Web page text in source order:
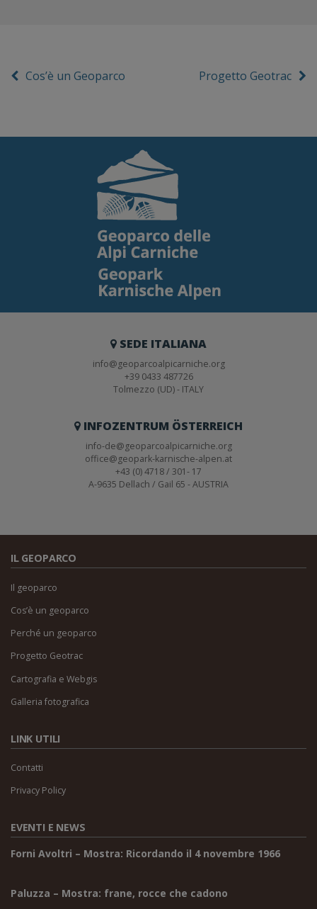
Progetto Geotrac
Cos’è un Geoparco
SEDE ITALIANA
info@geoparcoalpicarniche.org
+39 0433 487726
Tolmezzo (UD) - ITALY
INFOZENTRUM ÖSTERREICH
info-de@geoparcoalpicarniche.org
office@geopark-karnische-alpen.at
+43 (0) 4718 / 301- 17
A-9635 Dellach / Gail 65 - AUSTRIA
IL GEOPARCO
Il geoparco
Cos’è un geoparco
Perché un geoparco
Progetto Geotrac
Cartografia e Webgis
Galleria fotografica
LINK UTILI
Contatti
Privacy Policy
EVENTI E NEWS
Forni Avoltri – Mostra: Ricordando il 4 novembre 1966
Paluzza – Mostra: frane, rocce che cadono